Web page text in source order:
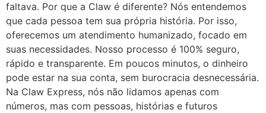
faltava. Por que a Claw é diferente? Nós entendemos
que cada pessoa tem sua própria história. Por isso,
oferecemos um atendimento humanizado, focado em
suas necessidades. Nosso processo é 100% seguro,
rápido e transparente. Em poucos minutos, o dinheiro
pode estar na sua conta, sem burocracia desnecessária.
Na Claw Express, nós não lidamos apenas com
números, mas com pessoas, histórias e futuros